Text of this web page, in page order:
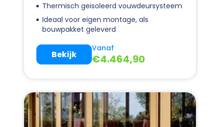
Thermisch geïsoleerd vouwdeursysteem
Ideaal voor eigen montage, als
bouwpakket geleverd
Vanaf
€4.464,90
Bekijk